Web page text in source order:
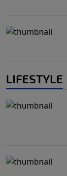
LIFESTYLE